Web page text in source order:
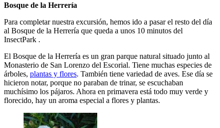
Bosque de la Herrería
Para completar nuestra excursión, hemos ido a pasar el resto del día
al Bosque de la Herrería que queda a unos 10 minutos del
InsectPark .
El Bosque de la Herrería es un gran parque natural situado junto al
Monasterio de San Lorenzo del Escorial. Tiene muchas especies de
árboles, plantas y flores. También tiene variedad de aves. Ese día se
hicieron notar, porque no paraban de trinar, se escuchaban
muchísimo los pájaros. Ahora en primavera está todo muy verde y
florecido, hay un aroma especial a flores y plantas.